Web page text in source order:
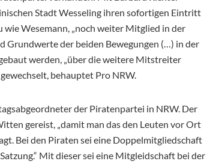
Stadt Wesseling ihren sofortigen Eintritt
wie Wesemann, „noch weiter Mitglied in der
Grundwerte der beiden Bewegungen (…) in der
werden, „über die weitere Mitstreiter
behauptet Pro NRW.
der Piratenpartei in NRW. Der
gereist, „damit man das den Leuten vor Ort
Bei den Piraten sei eine Doppelmitgliedschaft
Mit dieser sei eine Mitgleidschaft bei der